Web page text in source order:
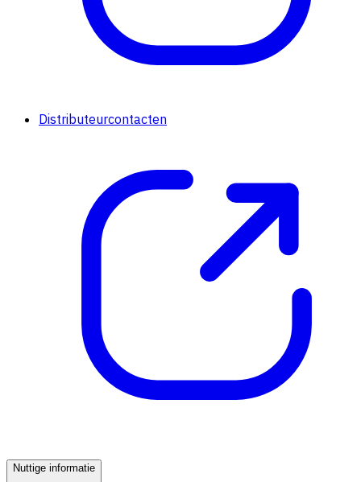
Distributeurcontacten
Nuttige informatie